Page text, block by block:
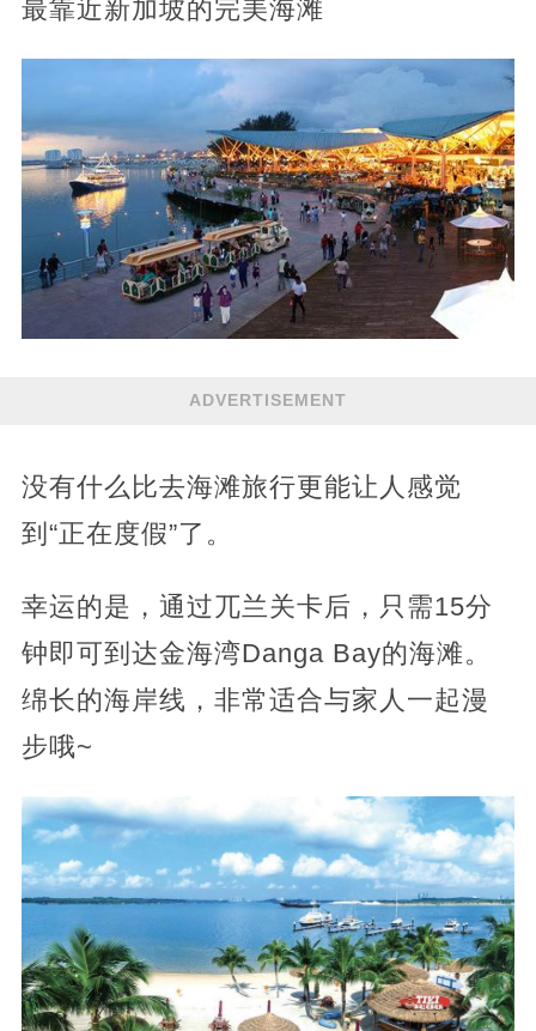
最靠近新加坡的完美海滩
ADVERTISEMENT
没有什么比去海滩旅行更能让人感觉
到“正在度假”了。
幸运的是，通过兀兰关卡后，只需15分
钟即可到达金海湾Danga Bay的海滩。
绵长的海岸线，非常适合与家人一起漫
步哦~